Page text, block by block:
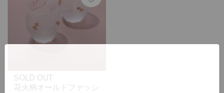
SOLD OUT
花火柄オールドファッシ